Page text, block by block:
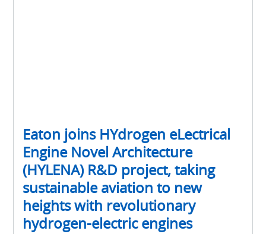
Eaton joins HYdrogen eLectrical
Engine Novel Architecture
(HYLENA) R&D project, taking
sustainable aviation to new
heights with revolutionary
hydrogen-electric engines